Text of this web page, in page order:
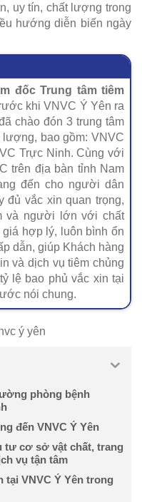
uy tín, chất lượng trong
hướng diễn biến ngày
đốc Trung tâm tiêm
khi VNVC Ý Yên ra
chào đón 3 trung tâm
lượng, bao gồm: VNVC
Trực Ninh. Cùng với
trên địa bàn tỉnh Nam
đến cho người dân
đủ vắc xin quan trọng,
và người lớn với chất
giá hợp lý, luôn bình ổn
dẫn, giúp Khách hàng
và dịch vụ tiêm chủng
lệ bao phủ vắc xin tại
nói chung.
phòng bệnh
đến VNVC Ý Yên
tư cơ sở vật chất, trang
vụ tận tâm
tại VNVC Ý Yên trong